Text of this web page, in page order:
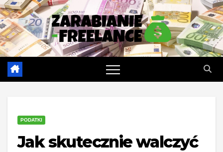
Skip
to
content
PODATKI
Jak skutecznie walczyć